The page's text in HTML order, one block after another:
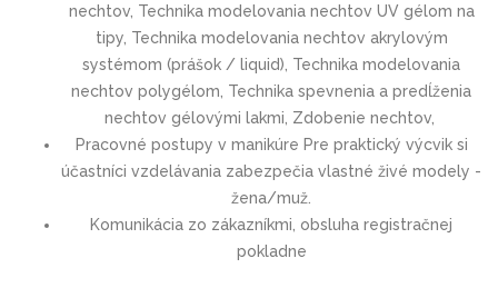
nechtov, Technika modelovania nechtov UV gélom na
tipy, Technika modelovania nechtov akrylovým
systémom (prášok / liquid), Technika modelovania
nechtov polygélom, Technika spevnenia a predĺženia
nechtov gélovými lakmi, Zdobenie nechtov,
Pracovné postupy v manikúre Pre praktický výcvik si
účastníci vzdelávania zabezpečia vlastné živé modely -
žena/muž.
Komunikácia zo zákazníkmi, obsluha registračnej
pokladne